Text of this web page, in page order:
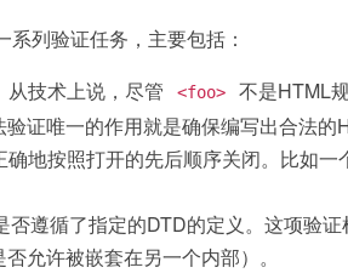
列验证任务，主要包括：
技术上说，尽管 <foo> 不是HTML
证唯一的作用就是确保编写出合法的
确地按照打开的先后顺序关闭。比如
否遵循了指定的DTD的定义。这项验证
允许被嵌套在另一个内部）。